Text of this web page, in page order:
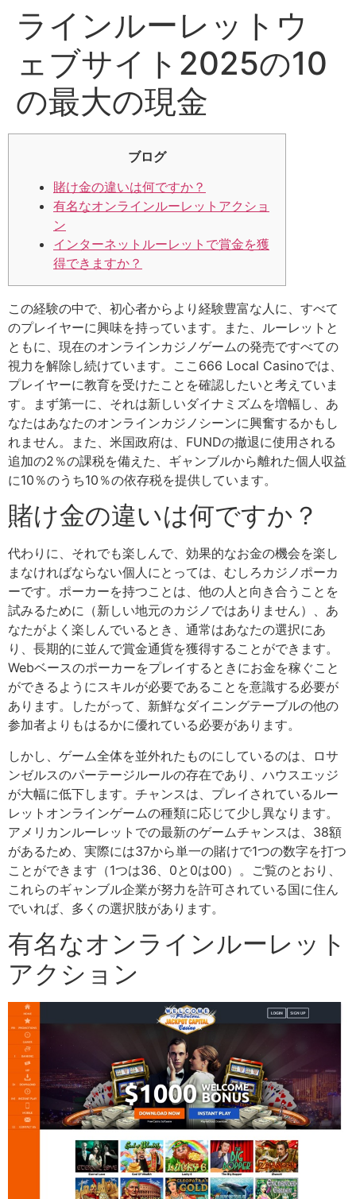
ラインルーレットウ
ェブサイト2025の10
の最大の現金
ブログ
賭け金の違いは何ですか？
有名なオンラインルーレットアクショ
ン
インターネットルーレットで賞金を獲
得できますか？
この経験の中で、初心者からより経験豊富な人に、すべて
のプレイヤーに興味を持っています。また、ルーレットと
ともに、現在のオンラインカジノゲームの発売ですべての
視力を解除し続けています。ここ666 Local Casinoでは、
プレイヤーに教育を受けたことを確認したいと考えていま
す。まず第一に、それは新しいダイナミズムを増幅し、あ
なたはあなたのオンラインカジノシーンに興奮するかもし
れません。また、米国政府は、FUNDの撤退に使用される
追加の2％の課税を備えた、ギャンブルから離れた個人収益
に10％のうち10％の依存税を提供しています。
賭け金の違いは何ですか？
代わりに、それでも楽しんで、効果的なお金の機会を楽し
まなければならない個人にとっては、むしろカジノポーカ
ーです。ポーカーを持つことは、他の人と向き合うことを
試みるために（新しい地元のカジノではありません）、あ
なたがよく楽しんでいるとき、通常はあなたの選択にあ
り、長期的に並んで賞金通貨を獲得することができます。
Webベースのポーカーをプレイするときにお金を稼ぐこと
ができるようにスキルが必要であることを意識する必要が
あります。したがって、新鮮なダイニングテーブルの他の
参加者よりもはるかに優れている必要があります。
しかし、ゲーム全体を並外れたものにしているのは、ロサ
ンゼルスのパーテージルールの存在であり、ハウスエッジ
が大幅に低下します。チャンスは、プレイされているルー
レットオンラインゲームの種類に応じて少し異なります。
アメリカンルーレットでの最新のゲームチャンスは、38額
があるため、実際には37から単一の賭けで1つの数字を打つ
ことができます（1つは36、0と0は00）。ご覧のとおり、
これらのギャンブル企業が努力を許可されている国に住ん
でいれば、多くの選択肢があります。
有名なオンラインルーレット
アクション